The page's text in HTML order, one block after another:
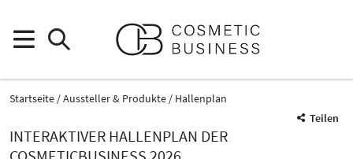
Startseite Aussteller & Produkte
Hallenplan
Teilen
INTERAKTIVER HALLENPLAN DER